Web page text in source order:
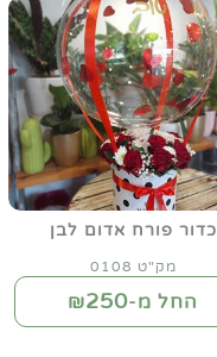
כדור פורח אדום לבן
מק"ט 0108
החל מ-₪250